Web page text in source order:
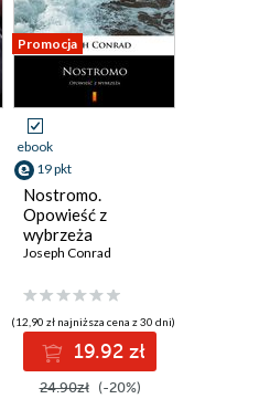
Promocja
ebook
19 pkt
Nostromo.
Opowieść z
wybrzeża
Joseph Conrad
(12,90 zł najniższa cena z 30 dni)
19.92 zł
24.90zł (-20%)